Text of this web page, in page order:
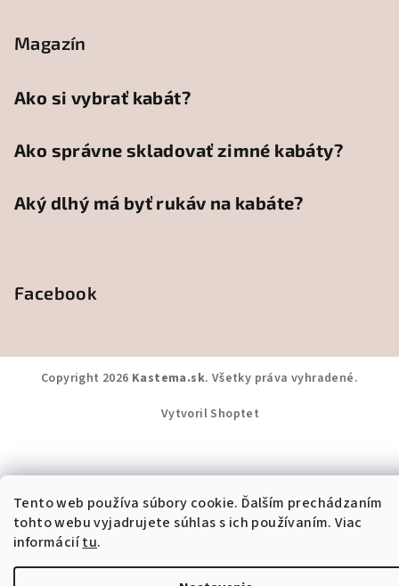
Tento web používa súbory cookie. Ďalším prechádzaním
tohto webu vyjadrujete súhlas s ich používaním. Viac
informáciítu.
Magazín
Ako si vybrať kabát?
Ako správne skladovať zimné kabáty?
Aký dlhý má byť rukáv na kabáte?
Facebook
Copyright 2026 Kastema.sk. Všetky práva vyhradené.
Vytvoril Shoptet